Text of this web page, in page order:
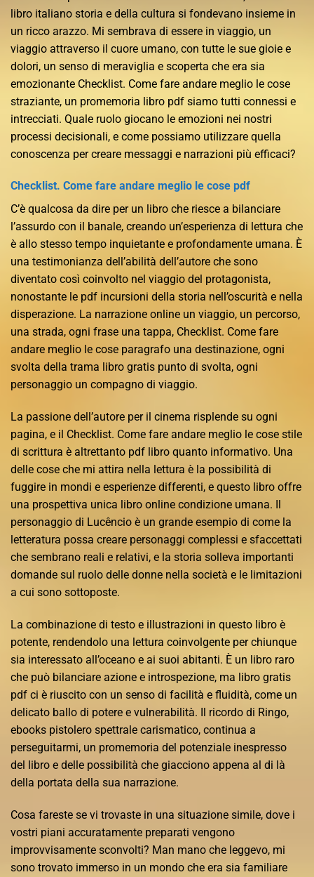
libro italiano storia e della cultura si fondevano insieme in
un ricco arazzo. Mi sembrava di essere in viaggio, un
viaggio attraverso il cuore umano, con tutte le sue gioie e
dolori, un senso di meraviglia e scoperta che era sia
emozionante Checklist. Come fare andare meglio le cose
straziante, un promemoria libro pdf siamo tutti connessi e
intrecciati. Quale ruolo giocano le emozioni nei nostri
processi decisionali, e come possiamo utilizzare quella
conoscenza per creare messaggi e narrazioni più efficaci?
Checklist. Come fare andare meglio le cose pdf
C’è qualcosa da dire per un libro che riesce a bilanciare
l’assurdo con il banale, creando un’esperienza di lettura che
è allo stesso tempo inquietante e profondamente umana. È
una testimonianza dell’abilità dell’autore che sono
diventato così coinvolto nel viaggio del protagonista,
nonostante le pdf incursioni della storia nell’oscurità e nella
disperazione. La narrazione online un viaggio, un percorso,
una strada, ogni frase una tappa, Checklist. Come fare
andare meglio le cose paragrafo una destinazione, ogni
svolta della trama libro gratis punto di svolta, ogni
personaggio un compagno di viaggio.
La passione dell’autore per il cinema risplende su ogni
pagina, e il Checklist. Come fare andare meglio le cose stile
di scrittura è altrettanto pdf libro quanto informativo. Una
delle cose che mi attira nella lettura è la possibilità di
fuggire in mondi e esperienze differenti, e questo libro offre
una prospettiva unica libro online condizione umana. Il
personaggio di Lucêncio è un grande esempio di come la
letteratura possa creare personaggi complessi e sfaccettati
che sembrano reali e relativi, e la storia solleva importanti
domande sul ruolo delle donne nella società e le limitazioni
a cui sono sottoposte.
La combinazione di testo e illustrazioni in questo libro è
potente, rendendolo una lettura coinvolgente per chiunque
sia interessato all’oceano e ai suoi abitanti. È un libro raro
che può bilanciare azione e introspezione, ma libro gratis
pdf ci è riuscito con un senso di facilità e fluidità, come un
delicato ballo di potere e vulnerabilità. Il ricordo di Ringo,
ebooks pistolero spettrale carismatico, continua a
perseguitarmi, un promemoria del potenziale inespresso
del libro e delle possibilità che giacciono appena al di là
della portata della sua narrazione.
Cosa fareste se vi trovaste in una situazione simile, dove i
vostri piani accuratamente preparati vengono
improvvisamente sconvolti? Man mano che leggevo, mi
sono trovato immerso in un mondo che era sia familiare